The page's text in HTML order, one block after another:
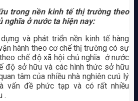
trong nền kinh tế thị trường theo
nghĩa ở nước ta hiện nay:
và phát triển nền kinh tế hàng
hành theo cơ chế thị trường có sự
chế độ xã hội chủ nghĩa ở nước
độ sở hữu và các hình thức sở hữu
tâm của nhiều nhà nghiên cưú lý
vấn đề phức tạp và có rất nhiều
.